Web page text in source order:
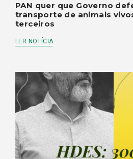
PAN quer que Governo
transporte de animais
terceiros
LER NOTÍCIA